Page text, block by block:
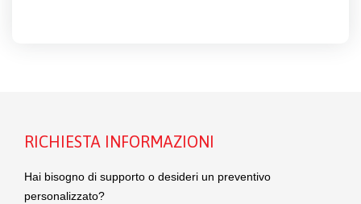
RICHIESTA INFORMAZIONI
Hai bisogno di supporto o desideri un preventivo
personalizzato?